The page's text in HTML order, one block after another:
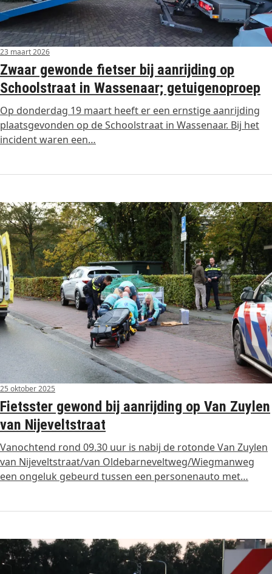
23 maart 2026
Zwaar gewonde fietser bij aanrijding op
Schoolstraat in Wassenaar; getuigenoproep
Op donderdag 19 maart heeft er een ernstige aanrijding
plaatsgevonden op de Schoolstraat in Wassenaar. Bij het
incident waren een…
25 oktober 2025
Fietsster gewond bij aanrijding op Van Zuylen
van Nijeveltstraat
Vanochtend rond 09.30 uur is nabij de rotonde Van Zuylen
van Nijeveltstraat/van Oldebarneveltweg/Wiegmanweg
een ongeluk gebeurd tussen een personenauto met…